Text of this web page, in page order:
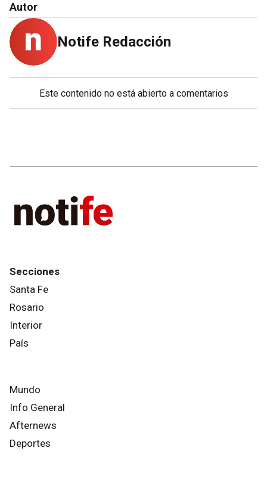
Autor
Notife Redacción
Este contenido no está abierto a comentarios
Secciones
Santa Fe
Rosario
Interior
País
Mundo
Info General
Afternews
Deportes